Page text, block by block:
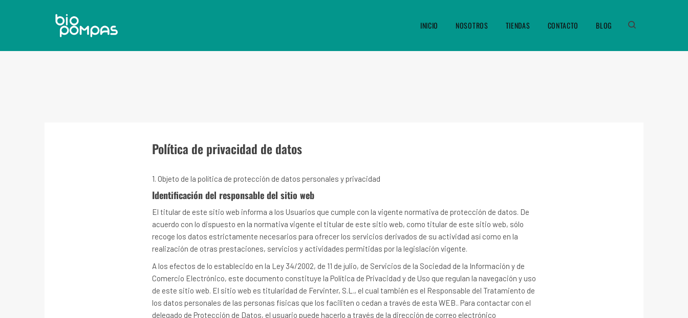
INICIO NOSOTROS TIENDAS CONTACTO BLOG
Política de privacidad de datos
1. Objeto de la política de protección de datos personales y privacidad
Identificación del responsable del sitio web
El titular de este sitio web informa a los Usuarios que cumple con la vigente normativa de protección de datos. De
acuerdo con lo dispuesto en la normativa vigente el titular de este sitio web, como titular de este sitio web, sólo
recoge los datos estrictamente necesarios para ofrecer los servicios derivados de su actividad así como en la
realización de otras prestaciones, servicios y actividades permitidas por la legislación vigente.
A los efectos de lo establecido en la Ley 34/2002, de 11 de julio, de Servicios de la Sociedad de la Información y de
Comercio Electrónico, este documento constituye la Política de Privacidad y de Uso que regulan la navegación y uso
de este sitio web. El sitio web es titularidad de Fervinter, S.L., el cual también es el Responsable del Tratamiento de
los datos personales de las personas físicas que los faciliten o cedan a través de esta WEB.. Para contactar con el
delegado de Protección de Datos, el usuario puede hacerlo a través de la dirección de correo electrónico